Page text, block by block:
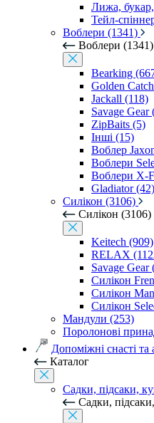
Лижа,
Тейл-
Воблери (1341)
Воблери (1341)
Bearking
Golden
Jackall (118)
Savage Gear
ZipBaits (5)
Інші (15)
Воблер
Воблери
Воблери X-
Gladiator (42)
Силікон (3106)
Силікон (3106)
Keitech (909)
RELAX
Savage Gear
Силікон
Силікон
Силікон
Мандули (253)
Поролонові
Допоміжні снасті та
Каталог
Садки, підсаки,
Садки,